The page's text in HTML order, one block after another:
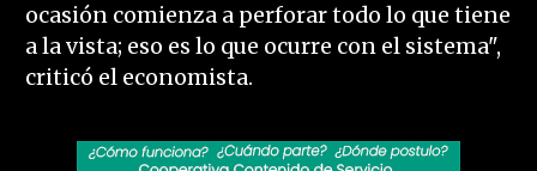
ocasión comienza a perforar todo lo que tiene
a la vista; eso es lo que ocurre con el sistema",
criticó el economista.